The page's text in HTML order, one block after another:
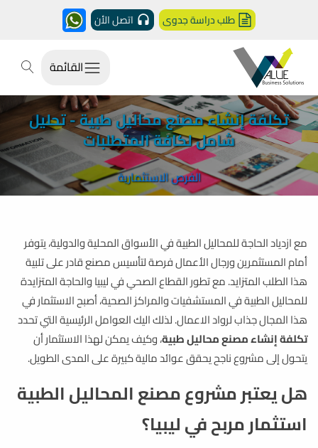
طلب دراسة جدوى اتصل الأن
القائمة
تكلفة إنشاء مصنع محاليل طبية - تحليل
شامل لكافة المتطلبات
الفرص الاستثمارية
مع ازدياد الحاجة للمحاليل الطبية في الأسواق المحلية والدولية، يتوفر
أمام المستثمرين ورجال الأعمال فرصة لتأسيس مصنع قادر على تلبية
هذا الطلب المتزايد. مع تطور القطاع الصحي في ليبيا والحاجة المتزايدة
للمحاليل الطبية في المستشفيات والمراكز الصحية، أصبح الاستثمار في
هذا المجال جذاب لرواد الاعمال. لذلك اليك العوامل الرئيسية التي تحدد
تكلفة إنشاء مصنع محاليل طبية، وكيف يمكن لهذا الاستثمار أن
يتحول إلى مشروع ناجح يحقق عوائد مالية كبيرة على المدى الطويل.
هل يعتبر مشروع مصنع المحاليل الطبية
استثمار مربح في ليبيا؟